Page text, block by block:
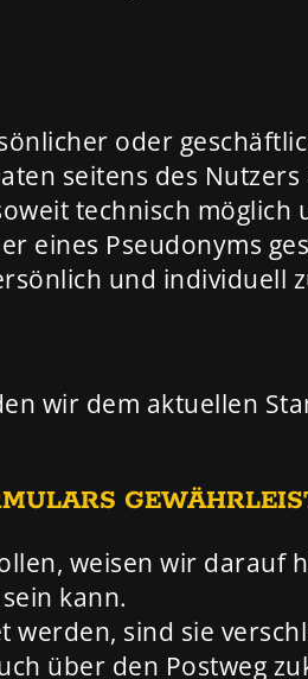
oder
seitens des
technisch möglich
eines Pseudonyms
und individuell
wir dem aktuellen
weisen wir darauf
kann.
sind sie
über den Postweg